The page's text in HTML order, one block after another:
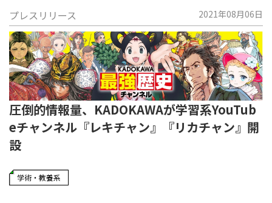
プレスリリース 2021年08月06日
圧倒的情報量、KADOKAWAが学習系YouTub
eチャンネル『レキチャン』『リカチャン』開
設
学術・教養系